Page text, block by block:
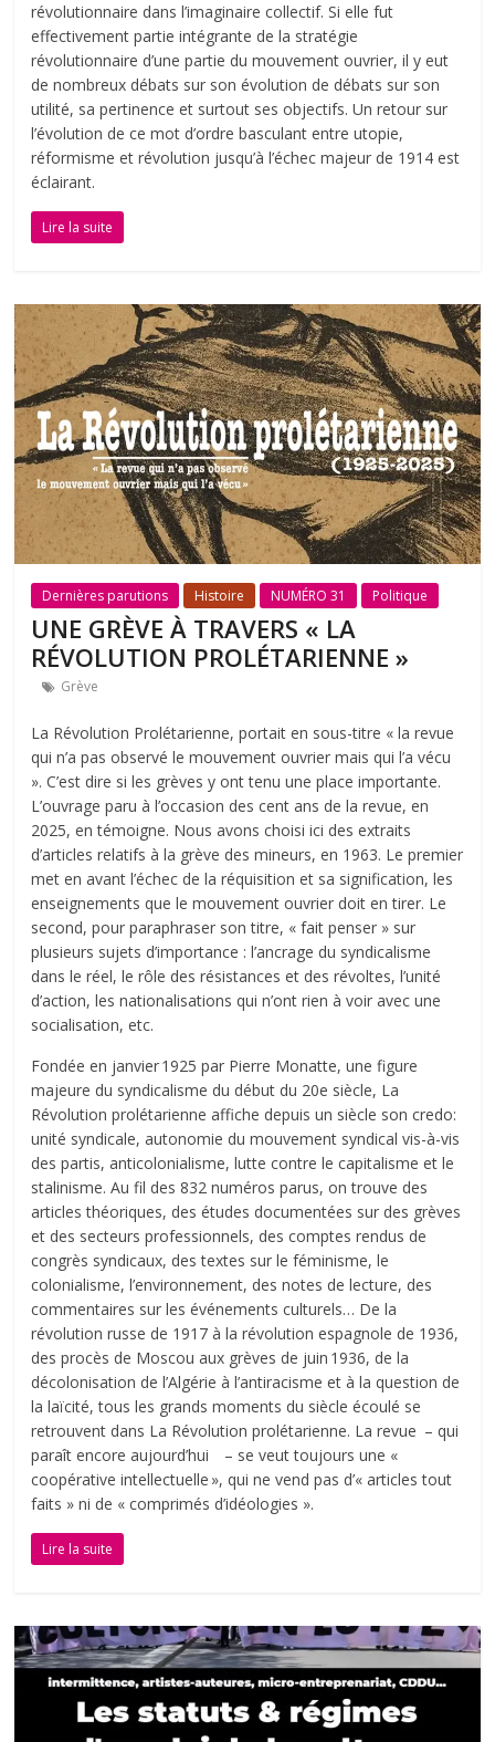
révolutionnaire dans l’imaginaire collectif. Si elle fut
effectivement partie intégrante de la stratégie
révolutionnaire d’une partie du mouvement ouvrier, il y eut
de nombreux débats sur son évolution de débats sur son
utilité, sa pertinence et surtout ses objectifs. Un retour sur
l’évolution de ce mot d’ordre basculant entre utopie,
réformisme et révolution jusqu’à l’échec majeur de 1914 est
éclairant.
Lire la suite
Dernières parutions Histoire NUMÉRO 31 Politique
UNE GRÈVE À TRAVERS « LA
RÉVOLUTION PROLÉTARIENNE »
Grève
La Révolution Prolétarienne, portait en sous-titre « la revue
qui n’a pas observé le mouvement ouvrier mais qui l’a vécu
». C’est dire si les grèves y ont tenu une place importante.
L’ouvrage paru à l’occasion des cent ans de la revue, en
2025, en témoigne. Nous avons choisi ici des extraits
d’articles relatifs à la grève des mineurs, en 1963. Le premier
met en avant l’échec de la réquisition et sa signification, les
enseignements que le mouvement ouvrier doit en tirer. Le
second, pour paraphraser son titre, « fait penser » sur
plusieurs sujets d’importance : l’ancrage du syndicalisme
dans le réel, le rôle des résistances et des révoltes, l’unité
d’action, les nationalisations qui n’ont rien à voir avec une
socialisation, etc.
Fondée en janvier 1925 par Pierre Monatte, une figure
majeure du syndicalisme du début du 20e siècle, La
Révolution prolétarienne affiche depuis un siècle son credo:
unité syndicale, autonomie du mouvement syndical vis-à-vis
des partis, anticolonialisme, lutte contre le capitalisme et le
stalinisme. Au fil des 832 numéros parus, on trouve des
articles théoriques, des études documentées sur des grèves
et des secteurs professionnels, des comptes rendus de
congrès syndicaux, des textes sur le féminisme, le
colonialisme, l’environnement, des notes de lecture, des
commentaires sur les événements culturels… De la
révolution russe de 1917 à la révolution espagnole de 1936,
des procès de Moscou aux grèves de juin 1936, de la
décolonisation de l’Algérie à l’antiracisme et à la question de
la laïcité, tous les grands moments du siècle écoulé se
retrouvent dans La Révolution prolétarienne. La revue – qui
paraît encore aujourd’hui – se veut toujours une «
coopérative intellectuelle », qui ne vend pas d’« articles tout
faits » ni de « comprimés d’idéologies ».
Lire la suite